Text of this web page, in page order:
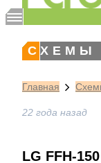
СХЕМЫ
Главная
22 года назад
LG FFH-150